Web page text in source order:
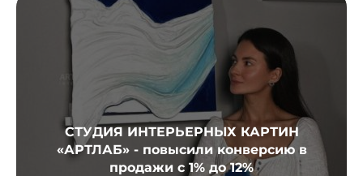
СТУДИЯ ИНТЕРЬЕРНЫХ КАРТИН
«АРТЛАБ» - повысили конверсию в
продажи с 1% до 12%